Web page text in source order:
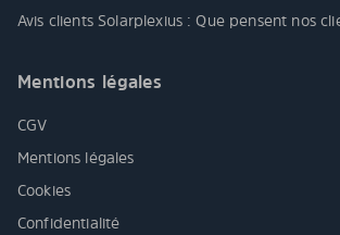
Avis clients Solarplexius : Que pensent nos
Mentions légales
CGV
Mentions légales
Cookies
Confidentialité